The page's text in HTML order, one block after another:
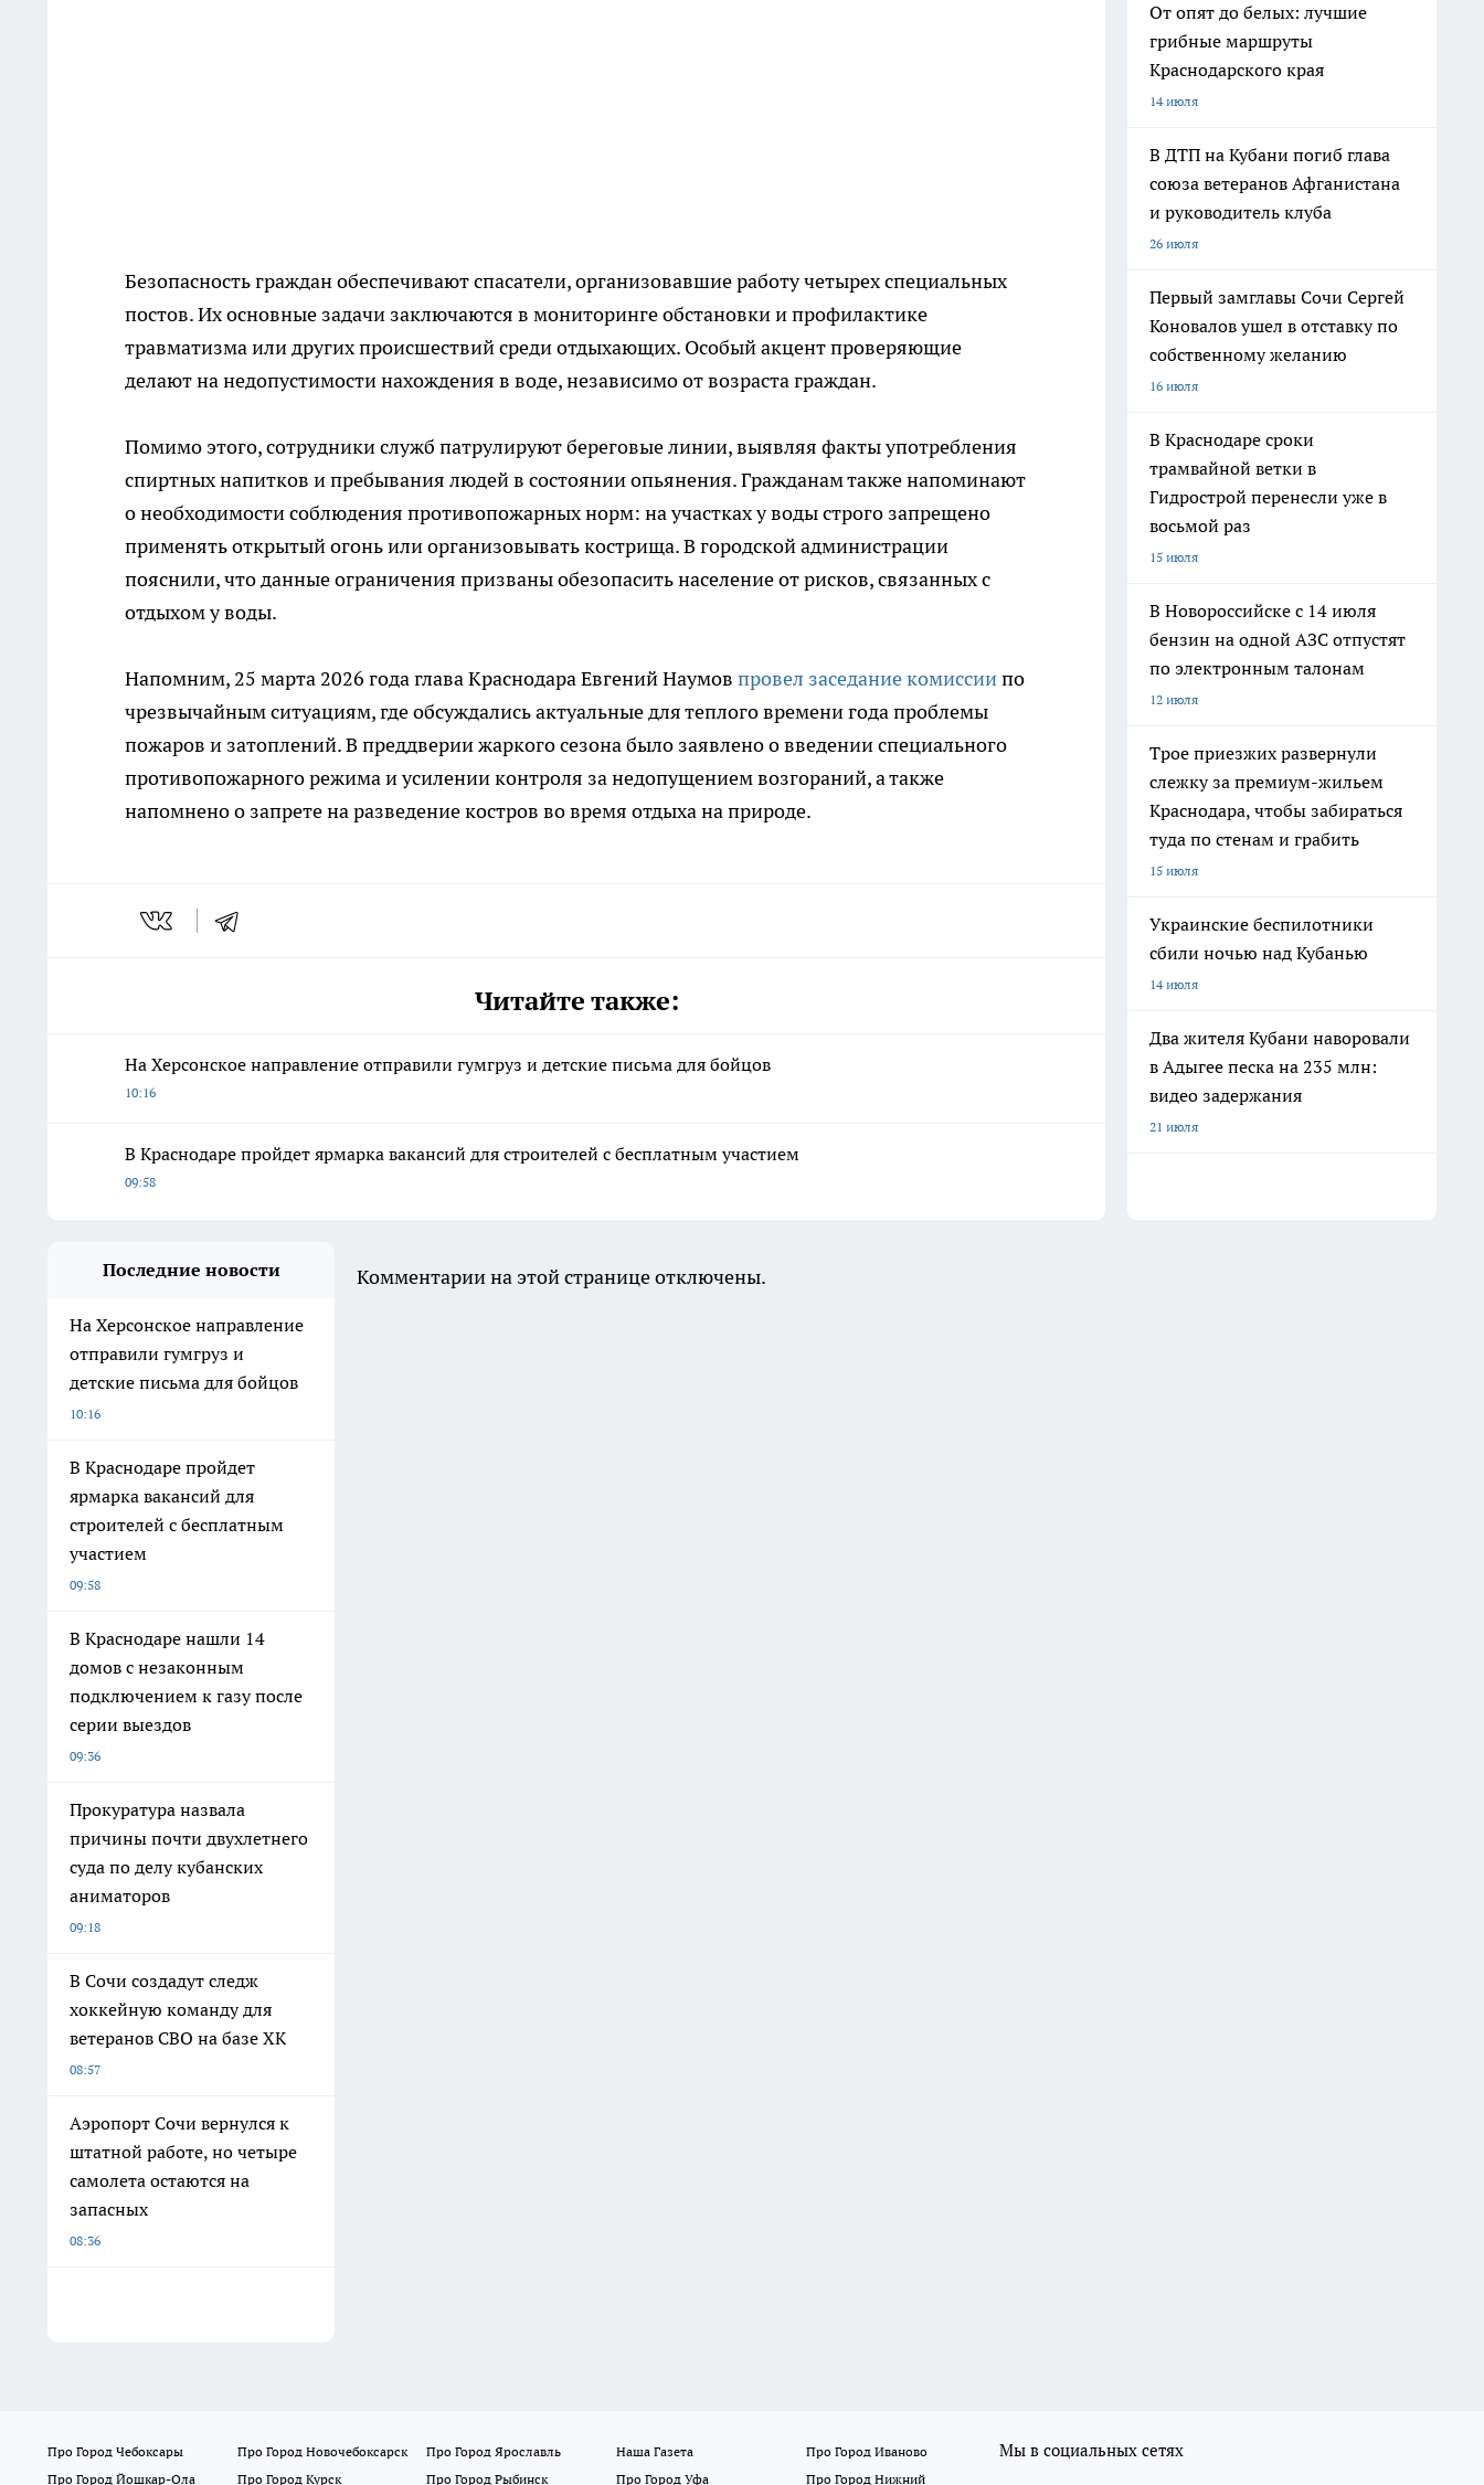
Безопасность граждан обеспечивают спасатели, организовавшие работу четырех специальных
постов. Их основные задачи заключаются в мониторинге обстановки и профилактике
травматизма или других происшествий среди отдыхающих. Особый акцент проверяющие
делают на недопустимости нахождения в воде, независимо от возраста граждан.
Помимо этого, сотрудники служб патрулируют береговые линии, выявляя факты употребления
спиртных напитков и пребывания людей в состоянии опьянения. Гражданам также напоминают
о необходимости соблюдения противопожарных норм: на участках у воды строго запрещено
применять открытый огонь или организовывать кострища. В городской администрации
пояснили, что данные ограничения призваны обезопасить население от рисков, связанных с
отдыхом у воды.
Напомним, 25 марта 2026 года глава Краснодара Евгений Наумов провел заседание комиссиипо
чрезвычайным ситуациям, где обсуждались актуальные для теплого времени года проблемы
пожаров и затоплений. В преддверии жаркого сезона было заявлено о введении специального
противопожарного режима и усилении контроля за недопущением возгораний, а также
напомнено о запрете на разведение костров во время отдыха на природе.
Читайте также:
На Херсонское направление отправили гумгруз и детские письма для бойцов
10:16
В Краснодаре пройдет ярмарка вакансий для строителей с бесплатным участием
09:58
От опят до белых: лучшие
грибные маршруты
Краснодарского края
14 июля
В ДТП на Кубани погиб глава
союза ветеранов Афганистана
и руководитель клуба
26 июля
Первый замглавы Сочи Сергей
Коновалов ушел в отставку по
собственному желанию
16 июля
В Краснодаре сроки
трамвайной ветки в
Гидрострой перенесли уже в
восьмой раз
15 июля
В Новороссийске с 14 июля
бензин на одной АЗС отпустят
по электронным талонам
12 июля
Трое приезжих развернули
слежку за премиум-жильем
Краснодара, чтобы забираться
туда по стенам и грабить
15 июля
Украинские беспилотники
сбили ночью над Кубанью
14 июля
Два жителя Кубани наворовали
в Адыгее песка на 235 млн:
видео задержания
21 июля
Последние новости
На Херсонское направление
отправили гумгруз и
детские письма для бойцов
10:16
В Краснодаре пройдет
ярмарка вакансий для
строителей с бесплатным
участием
09:58
В Краснодаре нашли 14
домов с незаконным
подключением к газу после
серии выездов
09:36
Прокуратура назвала
причины почти двухлетнего
суда по делу кубанских
аниматоров
09:18
В Сочи создадут следж
хоккейную команду для
ветеранов СВО на базе ХК
08:57
Аэропорт Сочи вернулся к
штатной работе, но четыре
самолета остаются на
запасных
08:36
Комментарии на этой странице отключены.
Про Город Чебоксары Про Город Новочебоксарск Про Город Ярославль Наша Газета
Про Город Иваново
Про Город Йошкар-Ола
Про Город Курск Про Город Рыбинск Про Город Уфа Про Город Нижний
Мы в социальных сетях